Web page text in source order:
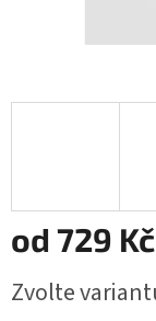
od 729 Kč
cena:
Zvolte